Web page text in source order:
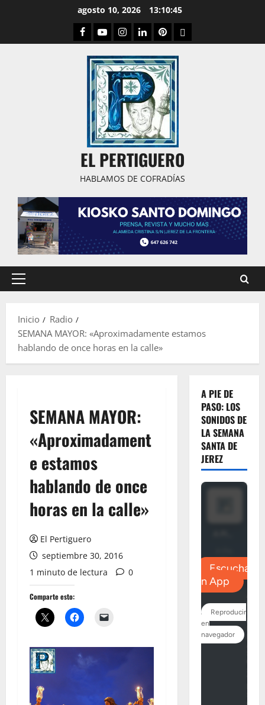
agosto 10, 2026 13:10:46
Facebook
YoutubeInstagram
LinkedPinterestDribbble
EL PERTIGUERO
HABLAMOS DE COFRADÍAS
Menú
Inicio
Radio
SEMANA MAYOR: «Aproximadamente estamos
hablando de once horas en la calle»
SEMANA MAYOR:
«Aproximadament
e estamos
hablando de once
horas en la calle»
El Pertiguero
septiembre 30, 2016
1 minuto de lectura
0
Comparte esto:
A PIE DE
PASO: LOS
SONIDOS DE
LA SEMANA
SANTA DE
JEREZ